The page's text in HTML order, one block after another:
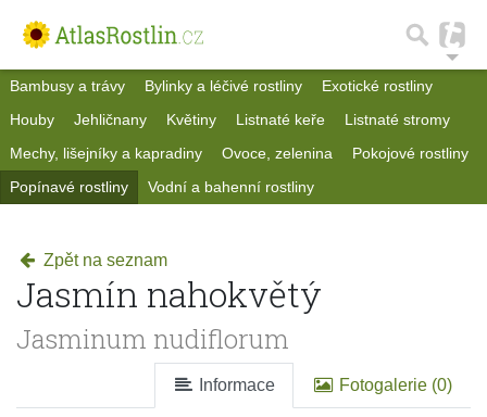
Bambusy a trávy Bylinky a léčivé rostliny
Exotické rostliny
Houby
Jehličnany Květiny Listnaté keře
Listnaté stromy
Mechy, lišejníky a kapradiny
Ovoce, zelenina
Pokojové rostliny
Popínavé rostliny
Vodní a bahenní rostliny
Zpět na seznam
Jasmín nahokvětý
Jasminum nudiflorum
Informace Fotogalerie (0)